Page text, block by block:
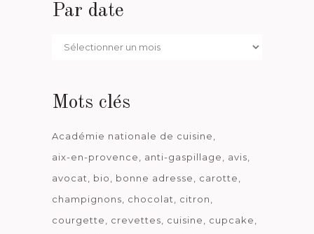
Par date
Par
Mots clés
Académie nationale de cuisine
aix-en-provence
anti-gaspillage
avis
avocat
bio bonne adresse
carotte
champignons
chocolat
citron
courgette
crevettes cuisine
cupcake